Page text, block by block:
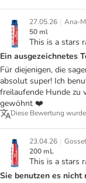
27.05.26 | Ana-
50 ml
This is a stars
Ein ausgezeichnetes
Für diejenigen, die
absolut super! Ich
freilaufende Hunde zu
gewöhnt ❤️
Diese Bewertung
23.04.26 | Gosset
200 mL
This is a stars
Sie benutzen es nicht